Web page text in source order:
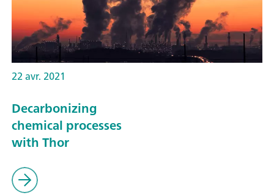
22 avr. 2021
Decarbonizing
chemical processes
with Thor